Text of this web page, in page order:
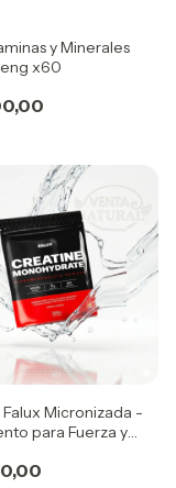
y Minerales
x60
Micronizada -
para Fuerza y